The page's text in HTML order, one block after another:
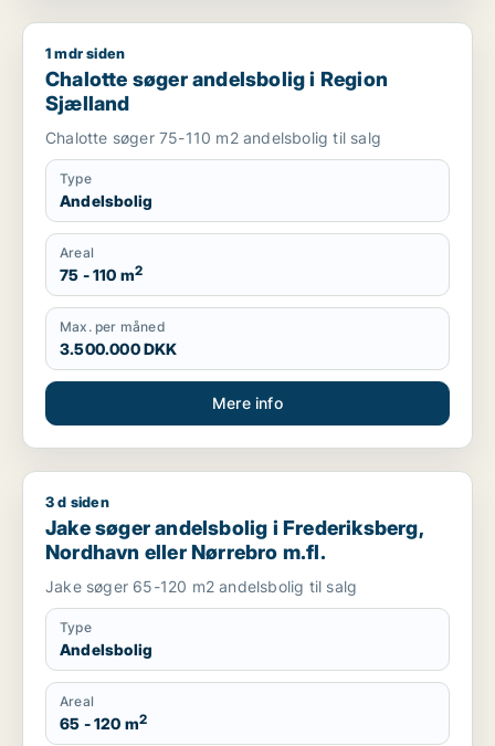
Chalotte søger andelsbolig i Region Sjælland
1 mdr siden
Chalotte søger andelsbolig i Region
Sjælland
Chalotte søger 75-110 m2 andelsbolig til salg
Type
Andelsbolig
Areal
75 - 110 m2
Max. per måned
3.500.000 DKK
Mere info
Jake søger andelsbolig i Frederiksberg, Nordhavn eller
3 d siden
Jake søger andelsbolig i Frederiksberg,
Nordhavn eller Nørrebro m.fl.
Jake søger 65-120 m2 andelsbolig til salg
Type
Andelsbolig
Areal
65 - 120 m2